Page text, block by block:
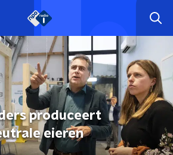
produceert
eieren